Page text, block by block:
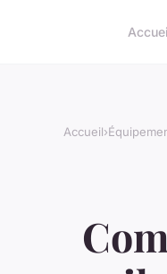
Accueil›